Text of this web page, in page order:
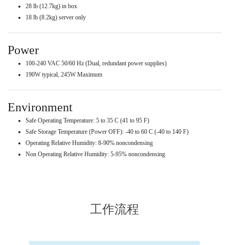
28 lb (12.7kg) in box
18 lb (8.2kg) server only
Power
100-240 VAC 50/60 Hz (Dual, redundant power supplies)
190W typical, 245W Maximum
Environment
Safe Operating Temperature: 5 to 35 C (41 to 95 F)
Safe Storage Temperature (Power OFF): -40 to 60 C (-40 to 140 F)
Operating Relative Humidity: 8-90% noncondensing
Non Operating Relative Humidity: 5-95% noncondensing
工作流程